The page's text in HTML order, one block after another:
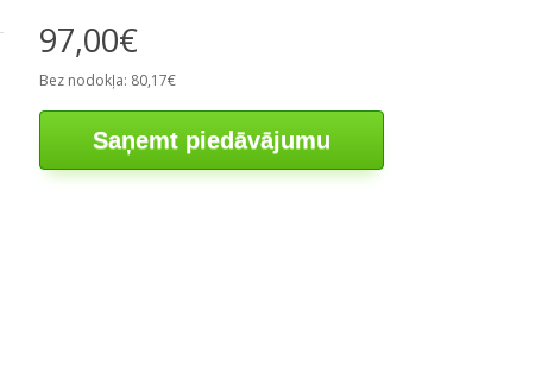
97,00€
Bez nodokļa: 80,17€
Saņemt piedāvājumu